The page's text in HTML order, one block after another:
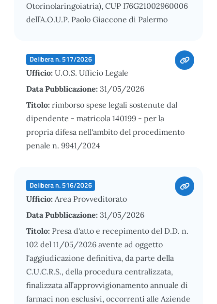
Otorinolaringoiatria), CUP I76G21002960006
dell’A.O.U.P. Paolo Giaccone di Palermo
Delibera n. 517/2026
Ufficio: U.O.S. Ufficio Legale
Data Pubblicazione: 31/05/2026
Titolo: rimborso spese legali sostenute dal
dipendente - matricola 140199 - per la
propria difesa nell'ambito del procedimento
penale n. 9941/2024
Delibera n. 516/2026
Ufficio: Area Provveditorato
Data Pubblicazione: 31/05/2026
Titolo: Presa d'atto e recepimento del D.D. n.
102 del 11/05/2026 avente ad oggetto
l'aggiudicazione definitiva, da parte della
C.U.C.R.S., della procedura centralizzata,
finalizzata all’approvvigionamento annuale di
farmaci non esclusivi, occorrenti alle Aziende